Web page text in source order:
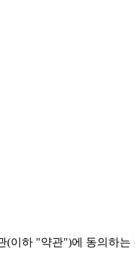
이하 "약관")에 동의하